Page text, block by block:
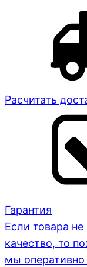
Расчитать
Гарантия
Если товара
качество, то
мы